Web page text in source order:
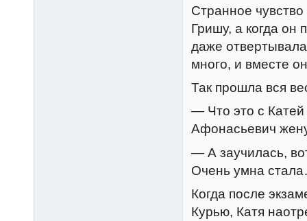
Странное
Гришу, а когда он
даже
много, и вместе
Так прошла вся
— Что это с
Афонасьевич
— А заучилась,
Очень умна
Когда после
Курью, Катя